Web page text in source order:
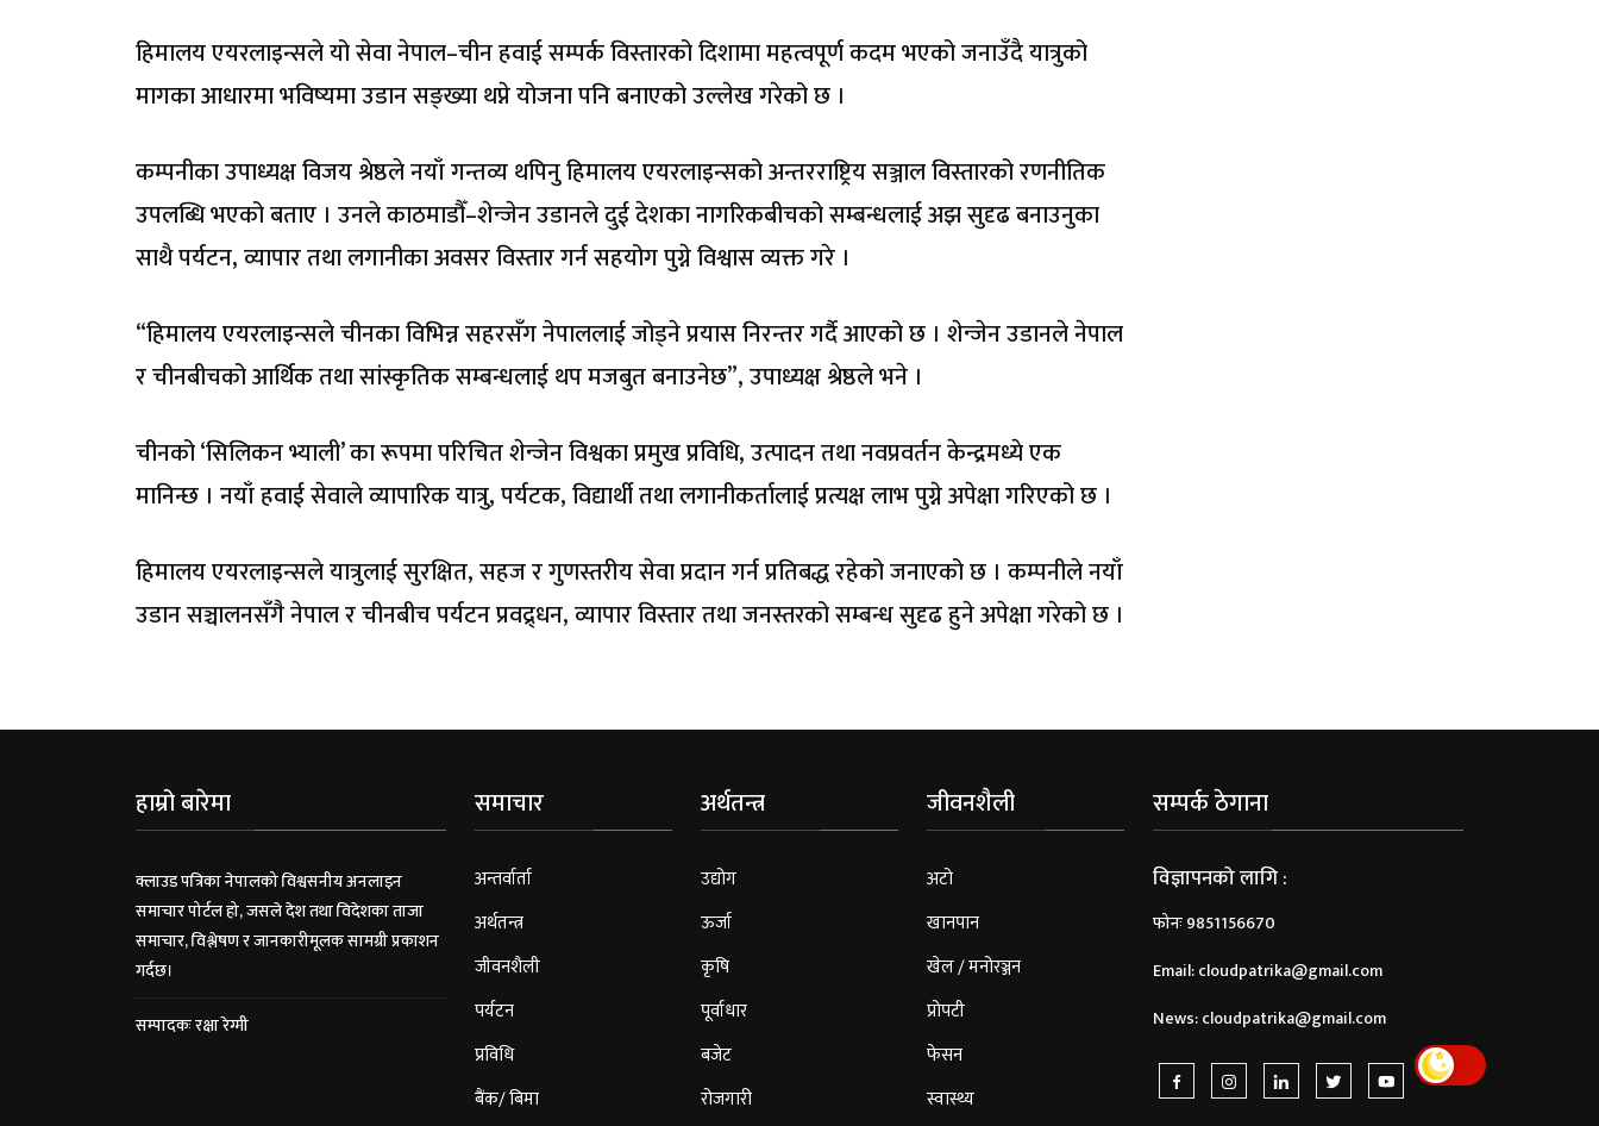
हिमालय एयरलाइन्सले यो सेवा नेपाल–चीन हवाई सम्पर्क विस्तारको दिशामा महत्वपूर्ण कदम भएको जनाउँदै यात्रुको
मागका आधारमा भविष्यमा उडान सङ्ख्या थप्ने योजना पनि बनाएको उल्लेख गरेको छ ।
कम्पनीका उपाध्यक्ष विजय श्रेष्ठले नयाँ गन्तव्य थपिनु हिमालय एयरलाइन्सको अन्तरराष्ट्रिय सञ्जाल विस्तारको रणनीतिक
उपलब्धि भएको बताए । उनले काठमाडौँ–शेन्जेन उडानले दुई देशका नागरिकबीचको सम्बन्धलाई अझ सुदृढ बनाउनुका
साथै पर्यटन, व्यापार तथा लगानीका अवसर विस्तार गर्न सहयोग पुग्ने विश्वास व्यक्त गरे ।
“हिमालय एयरलाइन्सले चीनका विभिन्न सहरसँग नेपाललाई जोड्ने प्रयास निरन्तर गर्दै आएको छ । शेन्जेन उडानले नेपाल
र चीनबीचको आर्थिक तथा सांस्कृतिक सम्बन्धलाई थप मजबुत बनाउनेछ”, उपाध्यक्ष श्रेष्ठले भने ।
चीनको ‘सिलिकन भ्याली’ का रूपमा परिचित शेन्जेन विश्वका प्रमुख प्रविधि, उत्पादन तथा नवप्रवर्तन केन्द्रमध्ये एक
मानिन्छ । नयाँ हवाई सेवाले व्यापारिक यात्रु, पर्यटक, विद्यार्थी तथा लगानीकर्तालाई प्रत्यक्ष लाभ पुग्ने अपेक्षा गरिएको छ ।
हिमालय एयरलाइन्सले यात्रुलाई सुरक्षित, सहज र गुणस्तरीय सेवा प्रदान गर्न प्रतिबद्ध रहेको जनाएको छ । कम्पनीले नयाँ
उडान सञ्चालनसँगै नेपाल र चीनबीच पर्यटन प्रवद्र्धन, व्यापार विस्तार तथा जनस्तरको सम्बन्ध सुदृढ हुने अपेक्षा गरेको छ ।
हाम्रो बारेमा
क्लाउड पत्रिका नेपालको विश्वसनीय अनलाइन
समाचार पोर्टल हो, जसले देश तथा विदेशका ताजा
समाचार, विश्लेषण र जानकारीमूलक सामग्री प्रकाशन
गर्दछ।
सम्पादकः रक्षा रेग्मी
समाचार
अन्तर्वार्ता
अर्थतन्त्र
जीवनशैली
पर्यटन
प्रविधि
बैंक/ बिमा
अर्थतन्त्र
उद्योग
ऊर्जा
कृषि
पूर्वाधार
बजेट
रोजगारी
जीवनशैली
अटो
खानपान
खेल / मनोरञ्जन
प्रोपटी
फेसन
स्वास्थ्य
सम्पर्क ठेगाना
विज्ञापनको लागि :
फोनः 9851156670
Email:cloudpatrika@gmail.com
News:cloudpatrika@gmail.com